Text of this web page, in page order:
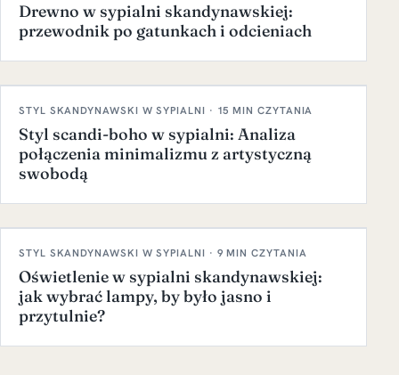
Drewno w sypialni skandynawskiej:
przewodnik po gatunkach i odcieniach
STYL SKANDYNAWSKI W SYPIALNI · 15 MIN CZYTANIA
Styl scandi-boho w sypialni: Analiza
połączenia minimalizmu z artystyczną
swobodą
STYL SKANDYNAWSKI W SYPIALNI · 9 MIN CZYTANIA
Oświetlenie w sypialni skandynawskiej:
jak wybrać lampy, by było jasno i
przytulnie?